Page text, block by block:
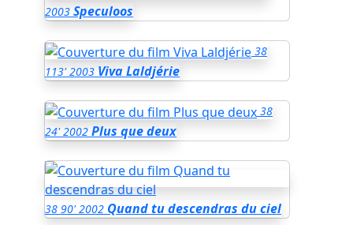
2003 Speculoos
38
113' 2003 Viva Laldjérie
38
24' 2002 Plus que deux
38 90' 2002 Quand tu descendras du ciel